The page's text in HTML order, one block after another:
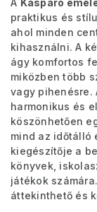
praktikus és
ahol minden
kihasználni. A
ágy komfortos
miközben több
vagy pihenésre.
harmonikus és
köszönhetően
mind az időtálló
kiegészítője a
könyvek,
játékok
áttekinthető és